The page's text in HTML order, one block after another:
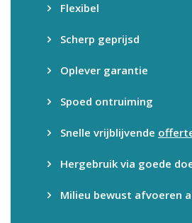
Flexibel
Scherp geprijsd
Oplever garantie
Spoed ontruiming
Snelle vrijblijvende
Hergebruik via goede
Milieu bewust afvoeren